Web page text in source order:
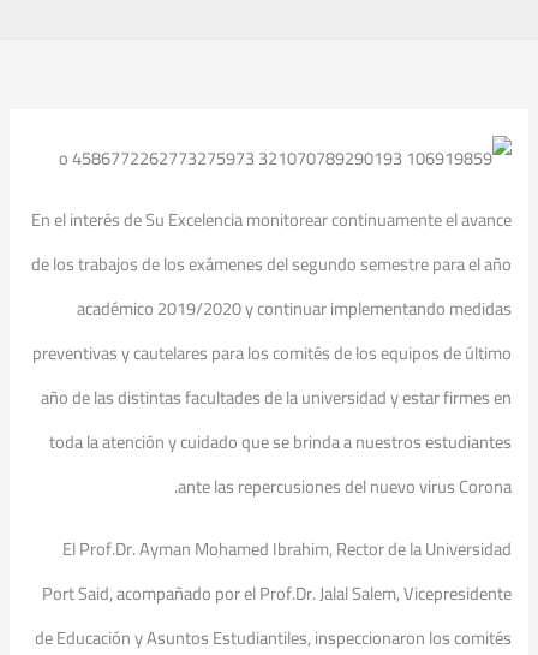
En el interés de Su Excelencia monitorear continuamente el avance
de los trabajos de los exámenes del segundo semestre para el año
académico 2019/2020 y continuar implementando medidas
preventivas y cautelares para los comités de los equipos de último
año de las distintas facultades de la universidad y estar firmes en
toda la atención y cuidado que se brinda a nuestros estudiantes
ante las repercusiones del nuevo virus Corona.
El Prof.Dr. Ayman Mohamed Ibrahim, Rector de la Universidad
Port Said, acompañado por el Prof.Dr. Jalal Salem, Vicepresidente
de Educación y Asuntos Estudiantiles, inspeccionaron los comités